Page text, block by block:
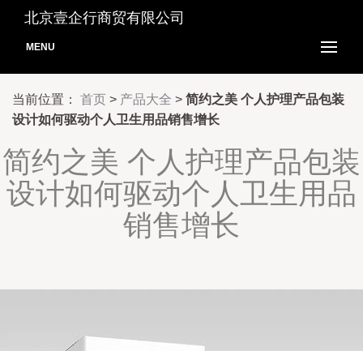
北京壹企行商贸有限公司
MENU
当前位置： 首页 > 产品大全 > 简约之美 个人护理产品包装
设计如何驱动个人卫生用品销售增长
简约之美 个人护理产品包装
设计如何驱动个人卫生用品
销售增长